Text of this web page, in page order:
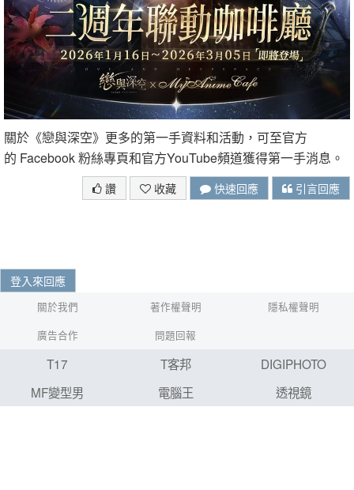
關於《戀與深空》更多的第一手資料和活動，可至官方
的 Facebook 粉絲專頁和官方YouTube頻道獲得第一手消息。
讚 收藏 快速回應 引言回應
登入來回應
關於我們 著作權聲明
隱私權聲明
廣告合作
問題回報
T17 T客邦
DIGIPHOTO
MF變型男
電腦王 透視鏡